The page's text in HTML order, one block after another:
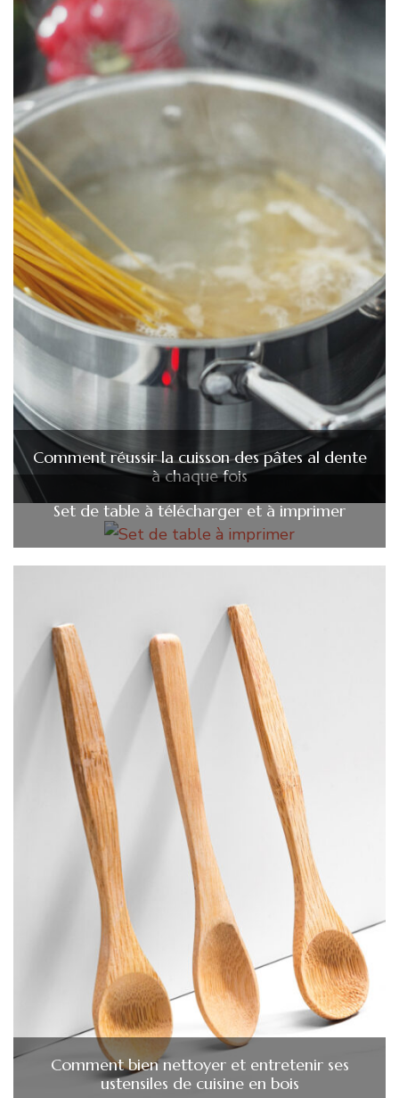
Comment réussir la cuisson des pâtes al dente
à chaque fois
Set de table à télécharger et à imprimer
Comment bien nettoyer et entretenir ses
ustensiles de cuisine en bois